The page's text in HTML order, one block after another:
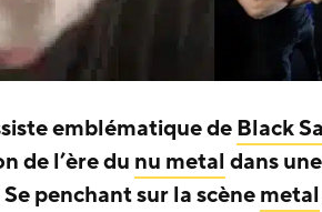
emblématique deBlack
de l’ère du nu metal dans
Se penchant sur la scènemetal